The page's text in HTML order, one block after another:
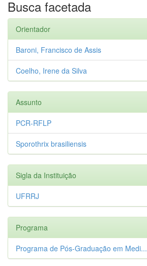
Busca facetada
Orientador
Baroni, Francisco de Assis
Coelho, Irene da Silva
Assunto
PCR-RFLP
Sporothrix brasiliensis
Sigla da Instituição
UFRRJ
Programa
Programa de Pós-Graduação em Medi...